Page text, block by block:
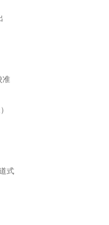
准
式